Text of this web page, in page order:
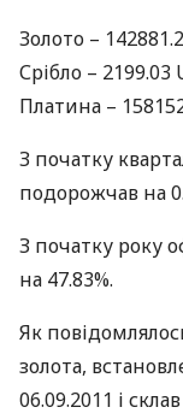
Золото –
Срiбло – 2199.03
Платина –
З початку
подорожчав на
З початку року
на 47.83%.
Як
золота,
06.09.2011 і